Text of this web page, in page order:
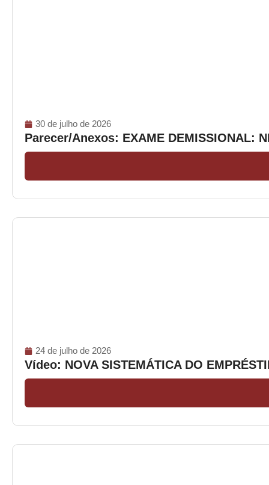
30 de julho de 2026
Parecer/Anexos: EXAME DEMISSIONAL:
24 de julho de 2026
Vídeo: NOVA SISTEMÁTICA DO